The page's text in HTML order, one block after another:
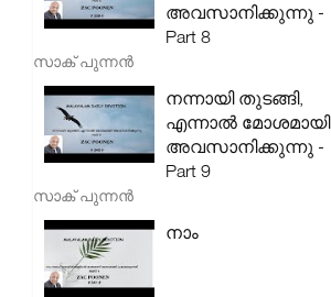
അവസാനിക്കുന്നു -
Part 8
സാക് പുന്നൻ
നന്നായി തുടങ്ങി,
എന്നാൽ മോശമായി
അവസാനിക്കുന്നു -
Part 9
സാക് പുന്നൻ
നാം